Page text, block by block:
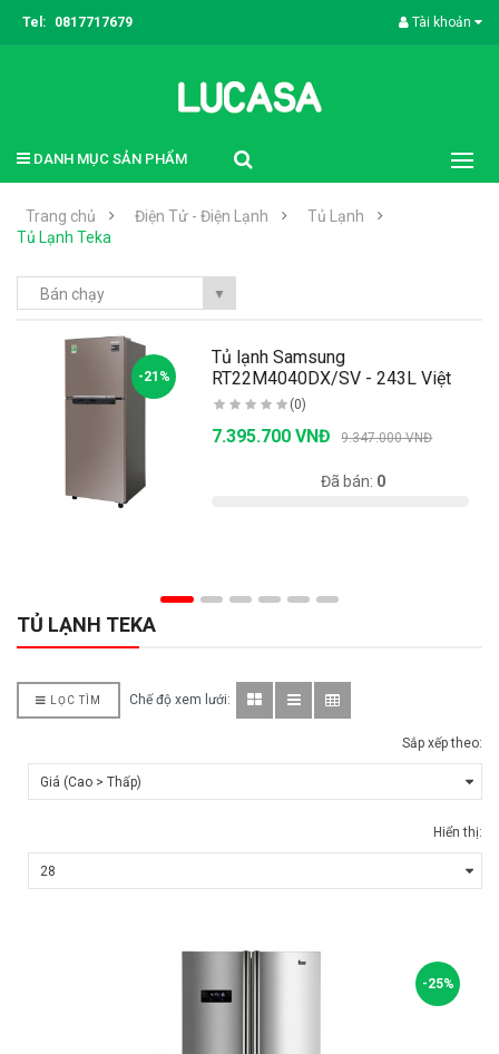
Tel: 0817717679 Tài khoản
DANH MỤC SẢN PHẨM
Trang chủ Điện Tử - Điện Lạnh
Tủ Lạnh
Tủ Lạnh Teka
Bán chạy ▼
-21%
Tủ lạnh Samsung
RT22M4040DX/SV - 243L Việt
Nam..
(0)
7.395.700 VNĐ 9.347.000 VNĐ
Đã bán: 0
TỦ LẠNH TEKA
LỌC TÌM Chế độ xem lưới:
Sắp xếp theo:
Hiển thị:
-25%